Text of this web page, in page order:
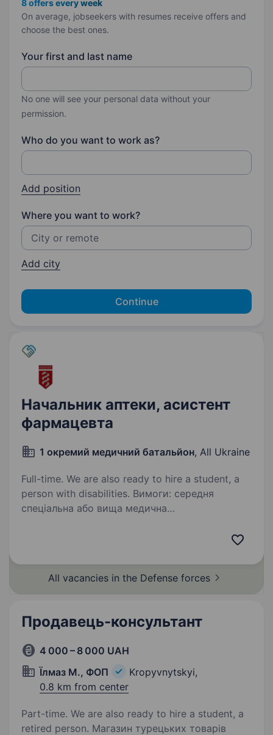
8 offers every week
On average, jobseekers with resumes receive offers and
choose the best ones.
Your first and last name
No one will see your personal data without your
permission.
Who do you want to work as?
Add position
Where you want to work?
Add city
Continue
Начальник аптеки, асистент
фармацевта
1 окремий медичний батальйон, All Ukraine
Full-time. We are also ready to hire a student, a
person with disabilities. Вимоги: середня
спеціальна або вища медична
та базовими офісними програмами вміння…
All vacancies in the Defense forces
Продавець-консультант
4 000 – 8 000 UAH
Їлмаз М., ФОП
Kropyvnytskyi,
0.8 km from center
Part-time. We are also ready to hire a student, a
retired person. Магазин турецьких товарів